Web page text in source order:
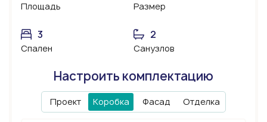
Площадь Размер
3
Спален
2
Санузлов
Настроить комплектацию
Проект Коробка Фасад Отделка